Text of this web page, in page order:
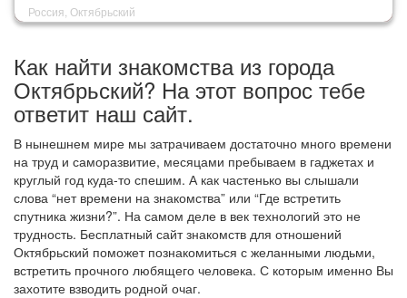
Россия, Октябрьский
Как найти знакомства из города
Октябрьский? На этот вопрос тебе
ответит наш сайт.
В нынешнем мире мы затрачиваем достаточно много времени
на труд и саморазвитие, месяцами пребываем в гаджетах и
круглый год куда-то спешим. А как частенько вы слышали
слова “нет времени на знакомства” или “Где встретить
спутника жизни?”. На самом деле в век технологий это не
трудность. Бесплатный сайт знакомств для отношений
Октябрьский поможет познакомиться с желанными людьми,
встретить прочного любящего человека. С которым именно Вы
захотите взводить родной очаг.